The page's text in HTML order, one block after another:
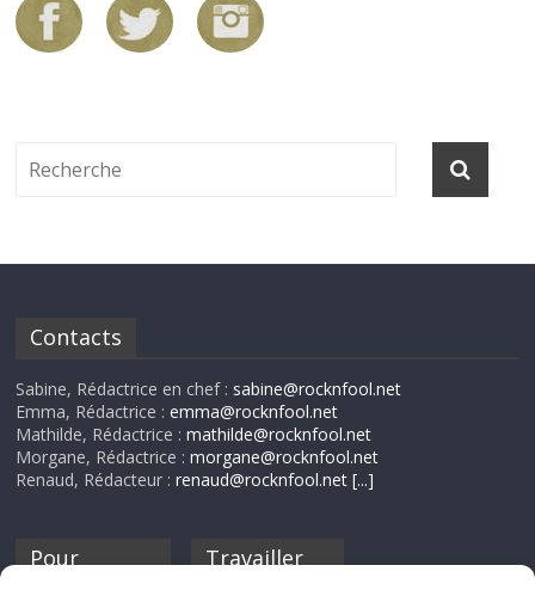
Contacts
Sabine, Rédactrice en chef : sabine@rocknfool.net
Emma, Rédactrice :emma@rocknfool.net
Mathilde, Rédactrice :mathilde@rocknfool.net
Morgane, Rédactrice :morgane@rocknfool.net
Renaud, Rédacteur :renaud@rocknfool.net [...]
Pour
Travailler